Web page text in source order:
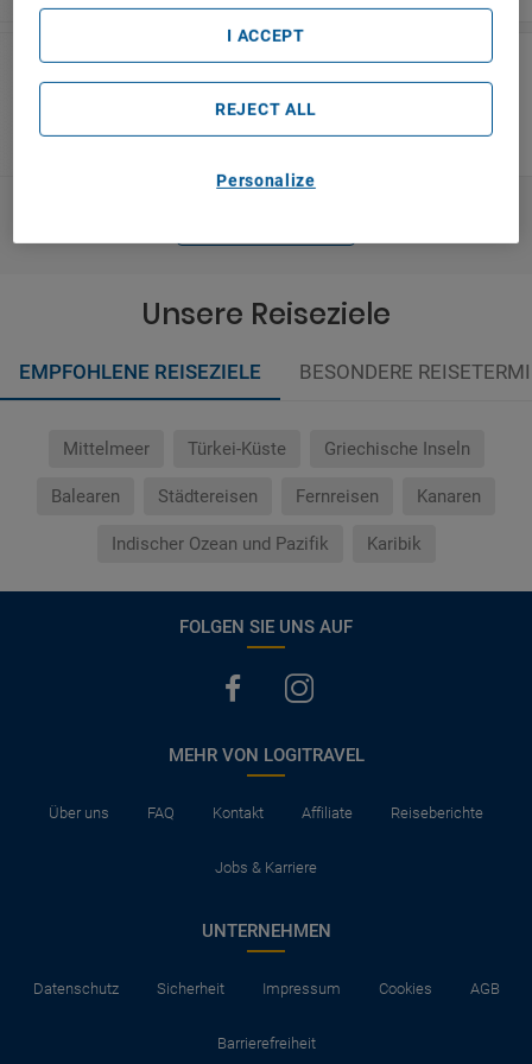
Central Jakarta
Lynt Hotel Jakarta
Unsere Reiseziele
EMPFOHLENE REISEZIELE BESONDERE
Mittelmeer Türkei-Küste Griechische Inseln
Balearen Städtereisen Fernreisen Kanaren
Indischer Ozean und Pazifik Karibik
FOLGEN SIE UNS AUF
MEHR VON LOGITRAVEL
Über uns FAQ Kontakt Affiliate Reiseberichte
Jobs & Karriere
UNTERNEHMEN
Datenschutz Sicherheit Impressum Cookies AGB
Barrierefreiheit
Personalize
REJECT ALL
I ACCEPT